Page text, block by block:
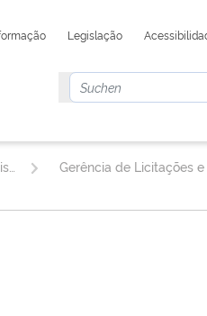
Legislação
Superintendência de Gestão Administrativa